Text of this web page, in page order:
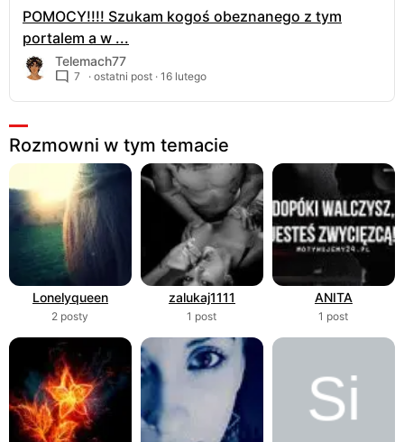
POMOCY!!!! Szukam kogoś obeznanego z tym
portalem a w ...
Telemach77
7 · ostatni post · 16 lutego
Rozmowni w tym temacie
Lonelyqueen
2 posty
zalukaj1111
1 post
ANITA
1 post